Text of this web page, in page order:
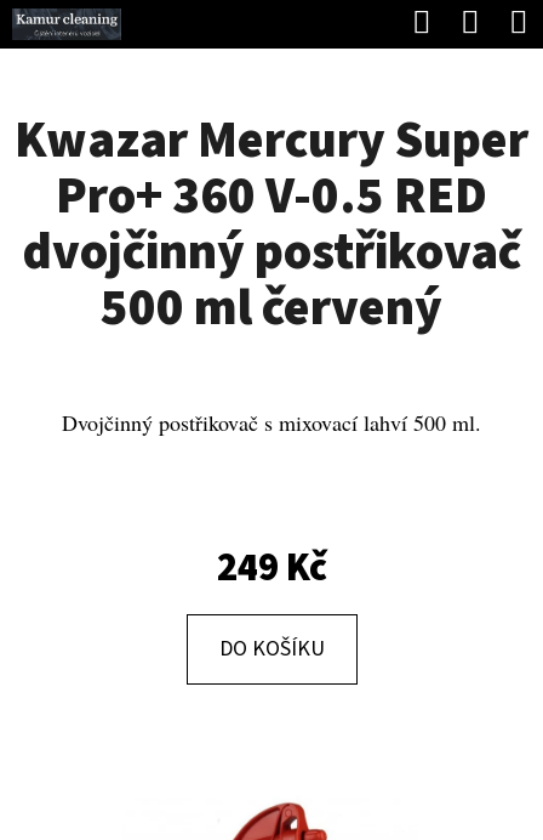
Přejít
na
Hledat
Kwazar Mercury Super
Pro+ 360 V-0.5 RED
dvojčinný postřikovač
500 ml červený
Dvojčinný postřikovač s mixovací lahví 500 ml.
249 Kč
DO KOŠÍKU
K
O Zpět
Zpět
C
P
O